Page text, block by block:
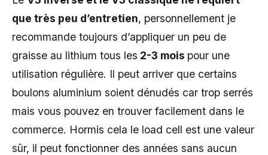
que très peu d’entretien, personnellement je
recommande toujours d’appliquer un peu de
graisse au lithium tous les 2-3 mois pour une
utilisation régulière. Il peut arriver que certains
boulons aluminium soient dénudés car trop serrés
mais vous pouvez en trouver facilement dans le
commerce. Hormis cela le load cell est une valeur
sûr, il peut fonctionner des années sans aucun